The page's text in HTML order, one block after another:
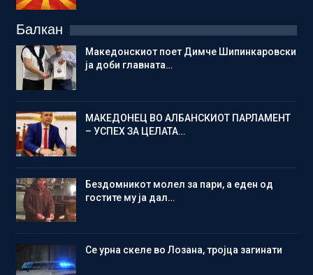
Балкан
Македонскиот поет Димче Шипинкаровски
ја доби главната…
МАКЕДОНЕЦ ВО АЛБАНСКИОТ ПАРЛАМЕНТ
– УСПЕХ ЗА ЦЕЛАТА…
Бездомникот молел за пари, а еден од
гостите му ја дал…
Се урна скеле во Лозана, тројца загинати